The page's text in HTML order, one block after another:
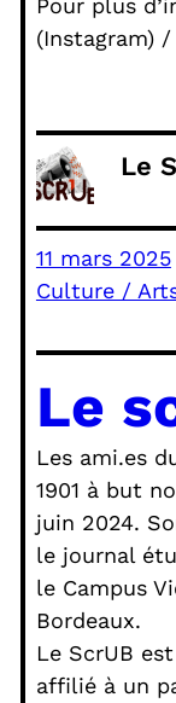
Pour plus
(Instagram) /
Le
11 mars 2025
Culture /
Le
Les ami.es
1901 à but
juin 2024.
le journal
le Campus
Bordeaux.
Le ScrUB
affilié à un